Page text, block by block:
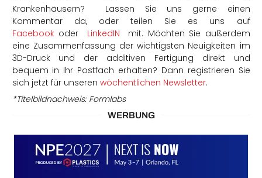
Krankenhäusern? Lassen Sie uns gerne einen
Kommentar da, oder teilen Sie es uns auf
Facebookoder LinkedIN mit. Möchten Sie außerdem
eine Zusammenfassung der wichtigsten Neuigkeiten im
3D-Druck und der additiven Fertigung direkt und
bequem in Ihr Postfach erhalten? Dann registrieren Sie
sich jetzt für unseren wöchentlichen Newsletter.
*Titelbildnachweis: Formlabs
WERBUNG